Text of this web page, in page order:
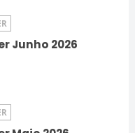
Junho 2026